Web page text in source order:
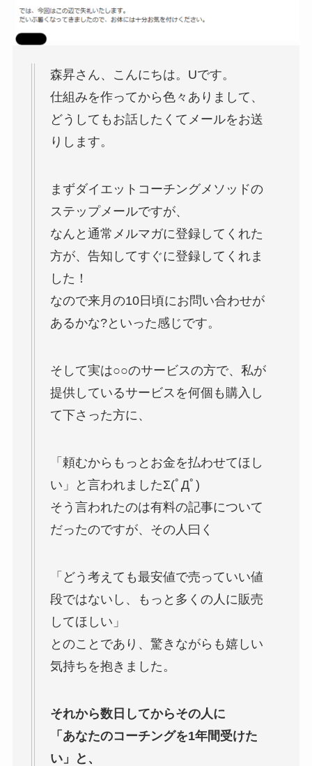
森昇さん、こんにちは。Uです。
仕組みを作ってから色々ありまして、
どうしてもお話したくてメールをお送
りします。
まずダイエットコーチングメソッドの
ステップメールですが、
なんと通常メルマガに登録してくれた
方が、告知してすぐに登録してくれま
した！
なので来月の10日頃にお問い合わせが
あるかな?といった感じです。
そして実は○○のサービスの方で、私が
提供しているサービスを何個も購入し
て下さった方に、
「頼むからもっとお金を払わせてほし
い」と言われましたΣ(ﾟДﾟ)
そう言われたのは有料の記事について
だったのですが、その人曰く
「どう考えても最安値で売っていい値
段ではないし、もっと多くの人に販売
してほしい」
とのことであり、驚きながらも嬉しい
気持ちを抱きました。
それから数日してからその人に
「あなたのコーチングを1年間受けた
い」と、